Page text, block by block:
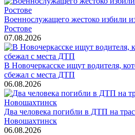
Военнослужащего жестоко избили
Ростове
07.08.2026
В Новочеркасске ищут водителя,
сбежал с места ДТП
06.08.2026
Два человека погибли в ДТП на
Новошахтинск
06.08.2026